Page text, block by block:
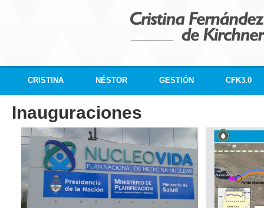
CRISTINA NÉSTOR GESTIÓN CFK3.0
Inauguraciones